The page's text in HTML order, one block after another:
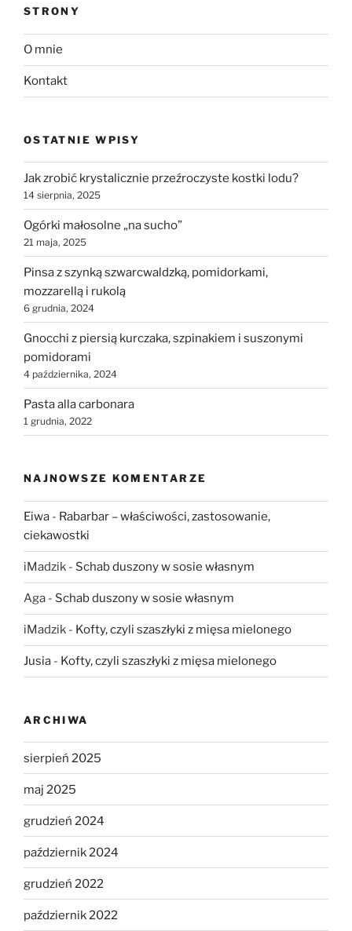
STRONY
O mnie
Kontakt
OSTATNIE WPISY
Jak zrobić krystalicznie przeźroczyste kostki lodu?
14 sierpnia, 2025
Ogórki małosolne „na sucho”
21 maja, 2025
Pinsa z szynką szwarcwaldzką, pomidorkami,
mozzarellą i rukolą
6 grudnia, 2024
Gnocchi z piersią kurczaka, szpinakiem i suszonymi
pomidorami
4 października, 2024
Pasta alla carbonara
1 grudnia, 2022
NAJNOWSZE KOMENTARZE
Eiwa - Rabarbar – właściwości, zastosowanie,
ciekawostki
iMadzik - Schab duszony w sosie własnym
Aga - Schab duszony w sosie własnym
iMadzik - Kofty, czyli szaszłyki z mięsa mielonego
Jusia - Kofty, czyli szaszłyki z mięsa mielonego
ARCHIWA
sierpień 2025
maj 2025
grudzień 2024
październik 2024
grudzień 2022
październik 2022